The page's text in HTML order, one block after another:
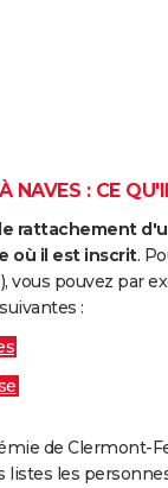
NAVES : CE
rattachement
où il est inscrit.
vous pouvez par
:
de Clermont-
listes les